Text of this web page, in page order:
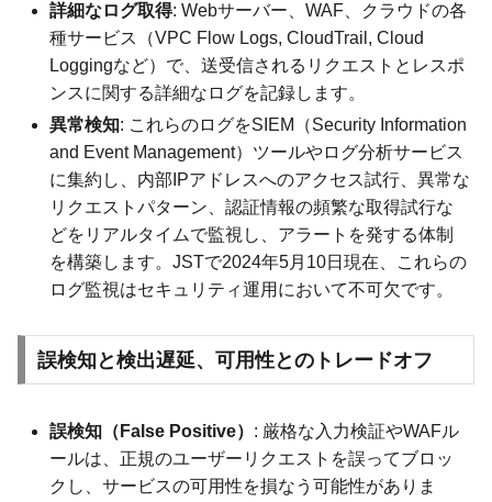
詳細なログ取得: Webサーバー、WAF、クラウドの各
種サービス（VPC Flow Logs, CloudTrail, Cloud
Loggingなど）で、送受信されるリクエストとレスポ
ンスに関する詳細なログを記録します。
異常検知: これらのログをSIEM（Security Information
and Event Management）ツールやログ分析サービス
に集約し、内部IPアドレスへのアクセス試行、異常な
リクエストパターン、認証情報の頻繁な取得試行な
どをリアルタイムで監視し、アラートを発する体制
を構築します。JSTで2024年5月10日現在、これらの
ログ監視はセキュリティ運用において不可欠です。
誤検知と検出遅延、可用性とのトレードオフ
誤検知（False Positive） : 厳格な入力検証やWAFル
ールは、正規のユーザーリクエストを誤ってブロッ
クし、サービスの可用性を損なう可能性がありま